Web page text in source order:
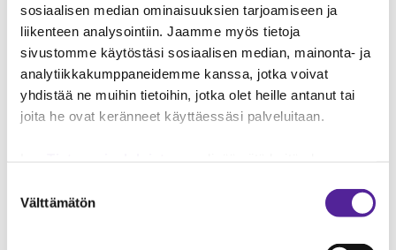
sosiaalisen median ominaisuuksien tarjoamiseen ja
liikenteen analysointiin. Jaamme myös tietoja
sivustomme käytöstäsi sosiaalisen median, mainonta- ja
analytiikkakumppaneidemme kanssa, jotka voivat
yhdistää ne muihin tietoihin, jotka olet heille antanut tai
joita he ovat keränneet käyttäessäsi palveluitaan.
henkilökohtaisia tietojasi.
Googlen Business Data
-sivuston mukaisesti varmistamme
valinta
Välttämätön
Karri Soppi työskentelee opinto-ohjaajana
Diakissa. Hän ohjaa sekä avoimen
ammattikorkeakoulun että tutkintoon johtavan
koulutuksen opiskelijoita. Puhuttaessa
väyläopinnoista Soppi nostaa esiin kolme asiaa:
Väyläopinnot tarjoavat mahdollisuuden nähdä,
innostavat hakemaan korkeakouluun ja